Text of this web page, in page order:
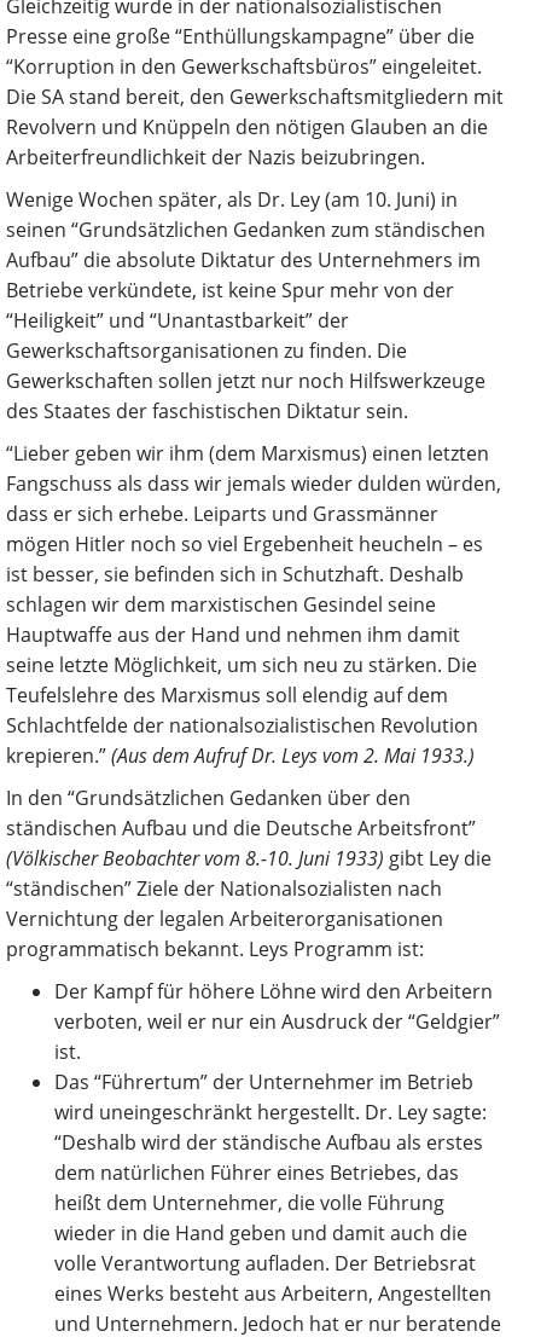
Gleichzeitig wurde in der nationalsozialistischen
Presse eine große “Enthüllungskampagne” über die
“Korruption in den Gewerkschaftsbüros” eingeleitet.
Die SA stand bereit, den Gewerkschaftsmitgliedern mit
Revolvern und Knüppeln den nötigen Glauben an die
Arbeiterfreundlichkeit der Nazis beizubringen.
Wenige Wochen später, als Dr. Ley (am 10. Juni) in
seinen “Grundsätzlichen Gedanken zum ständischen
Aufbau” die absolute Diktatur des Unternehmers im
Betriebe verkündete, ist keine Spur mehr von der
“Heiligkeit” und “Unantastbarkeit” der
Gewerkschaftsorganisationen zu finden. Die
Gewerkschaften sollen jetzt nur noch Hilfswerkzeuge
des Staates der faschistischen Diktatur sein.
“Lieber geben wir ihm (dem Marxismus) einen letzten
Fangschuss als dass wir jemals wieder dulden würden,
dass er sich erhebe. Leiparts und Grassmänner
mögen Hitler noch so viel Ergebenheit heucheln – es
ist besser, sie befinden sich in Schutzhaft. Deshalb
schlagen wir dem marxistischen Gesindel seine
Hauptwaffe aus der Hand und nehmen ihm damit
seine letzte Möglichkeit, um sich neu zu stärken. Die
Teufelslehre des Marxismus soll elendig auf dem
Schlachtfelde der nationalsozialistischen Revolution
krepieren.”(Aus dem Aufruf Dr. Leys vom 2. Mai 1933.)
In den “Grundsätzlichen Gedanken über den
ständischen Aufbau und die Deutsche Arbeitsfront”
(Völkischer Beobachter vom 8.-10. Juni 1933) gibt Ley die
“ständischen” Ziele der Nationalsozialisten nach
Vernichtung der legalen Arbeiterorganisationen
programmatisch bekannt. Leys Programm ist:
Der Kampf für höhere Löhne wird den Arbeitern
verboten, weil er nur ein Ausdruck der “Geldgier”
ist.
Das “Führertum” der Unternehmer im Betrieb
wird uneingeschränkt hergestellt. Dr. Ley sagte:
“Deshalb wird der ständische Aufbau als erstes
dem natürlichen Führer eines Betriebes, das
heißt dem Unternehmer, die volle Führung
wieder in die Hand geben und damit auch die
volle Verantwortung aufladen. Der Betriebsrat
eines Werks besteht aus Arbeitern, Angestellten
und Unternehmern. Jedoch hat er nur beratende